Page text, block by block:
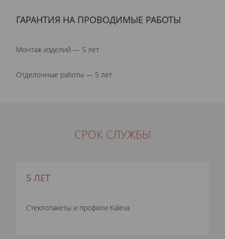
ГАРАНТИЯ НА ПРОВОДИМЫЕ РАБОТЫ
Монтаж изделий — 5 лет
Отделочные работы — 5 лет
СРОК СЛУЖБЫ
5 ЛЕТ
Стеклопакеты и профили Kaleva